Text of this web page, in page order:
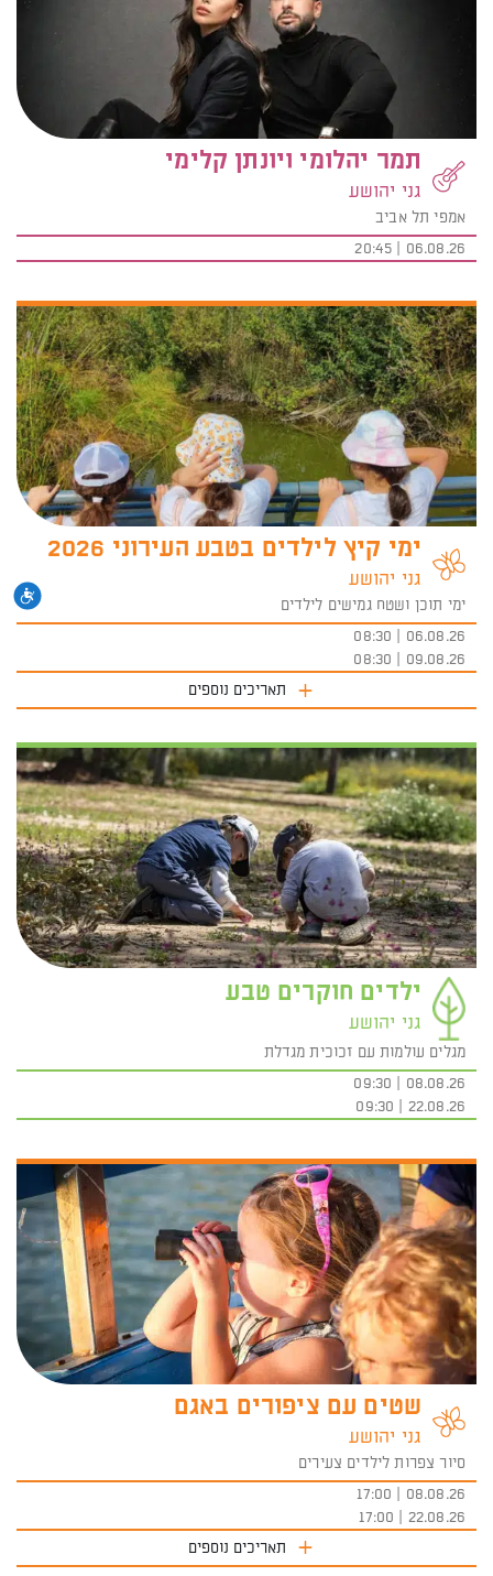
ילדים חוקרים טבע
גני יהושע
מגלים עולמות עם זכוכית מגדלת
08.08.26 | 09:30
22.08.26 | 09:30
שטים עם ציפורים באגם
גני יהושע
סיור צפרות לילדים צעירים
08.08.26 | 17:00
22.08.26 | 17:00
תאריכים נוספים
תמר יהלומי ויונתן קלימי
גני יהושע
אמפי תל אביב
06.08.26 | 20:45
ימי קיץ לילדים בטבע העירוני 2026
גני יהושע
ימי תוכן ושטח גמישים לילדים
06.08.26 | 08:30
09.08.26 | 08:30
תאריכים נוספים